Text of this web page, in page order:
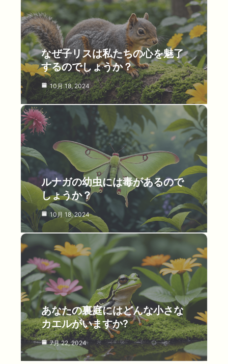
なぜ子リスは私たちの心を魅了
するのでしょうか？
10月 18, 2024
ルナガの幼虫には毒があるので
しょうか？
10月 18, 2024
あなたの裏庭にはどんな小さな
カエルがいますか?
7月 22, 2024